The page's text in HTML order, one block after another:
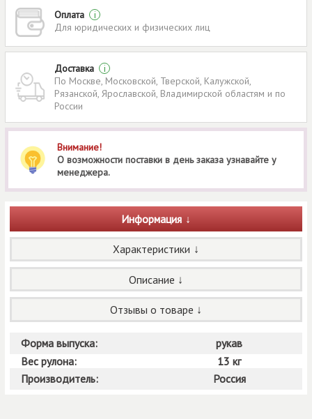
Оплата
i
Для юридических и физических лиц
Доставка
i
По Москве, Московской, Тверской, Калужской,
Рязанской, Ярославской, Владимирской областям и по
России
Внимание!
О возможности поставки в день заказа узнавайте у
менеджера.
Информация
Характеристики
Описание
Отзывы о товаре
Форма выпуска:
рукав
Вес рулона:
13 кг
Производитель:
Россия